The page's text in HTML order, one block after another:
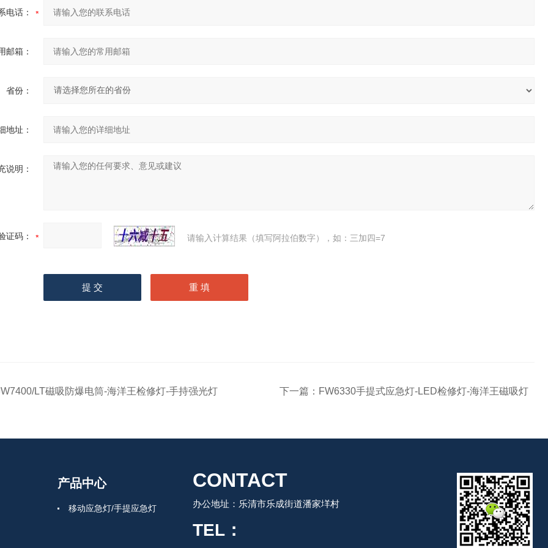
电话：
邮箱：
省份：
地址：
说明：
证码： 请输入计算结果（填写阿拉伯数字），如：三加四=7
LT磁吸防爆电筒-海洋王检修灯-手持强光灯 下一篇： FW6330手提式应急灯-LED检修灯-海洋王磁吸灯
产品中心
移动应急灯/手提应急灯
CONTACT
办公地址：乐清市乐成街道潘家垟村
TEL：